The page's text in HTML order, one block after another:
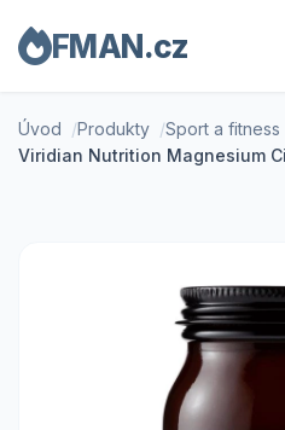
FMAN.cz
Úvod Produkty Sport a fitness
Viridian Nutrition Magnesium